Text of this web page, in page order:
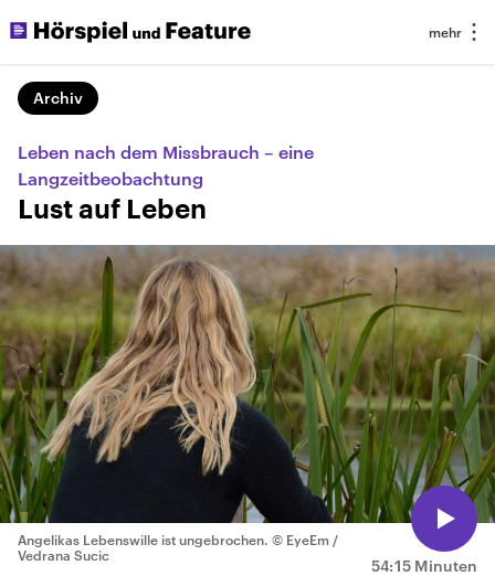
Archiv
Leben nach dem Missbrauch – eine
Langzeitbeobachtung
Lust auf Leben
54:15 Minuten
Angelikas Lebenswille ist ungebrochen. © EyeEm /
Vedrana Sucic